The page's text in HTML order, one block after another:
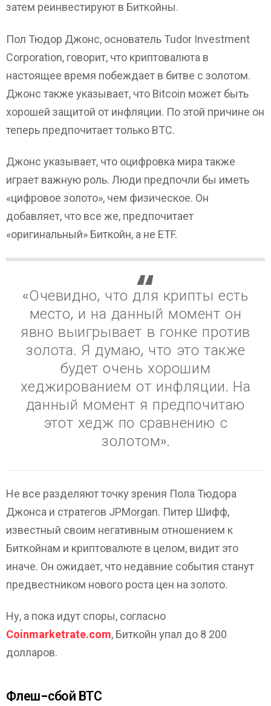
затем реинвестируют в Биткойны.
Пол Тюдор Джонс, основатель Tudor Investment
Corporation, говорит, что криптовалюта в
настоящее время побеждает в битве с золотом.
Джонс также указывает, что Bitcoin может быть
хорошей защитой от инфляции. По этой причине он
теперь предпочитает только ВТС.
Джонс указывает, что оцифровка мира также
играет важную роль. Люди предпочли бы иметь
«цифровое золото», чем физическое. Он
добавляет, что все же, предпочитает
«оригинальный» Биткойн, а не ETF.
«Очевидно, что для крипты есть
место, и на данный момент он
явно выигрывает в гонке против
золота. Я думаю, что это также
будет очень хорошим
хеджированием от инфляции. На
данный момент я предпочитаю
этот хедж по сравнению с
золотом».
Не все разделяют точку зрения Пола Тюдора
Джонса и стратегов JPMorgan. Питер Шифф,
известный своим негативным отношением к
Биткойнам и криптовалюте в целом, видит это
иначе. Он ожидает, что недавние события станут
предвестником нового роста цен на золото.
Ну, а пока идут споры, согласно
Coinmarketrate.com, Биткойн упал до 8 200
долларов.
Флеш-сбой ВТС